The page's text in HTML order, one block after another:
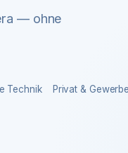
— ohne
Technik Privat &